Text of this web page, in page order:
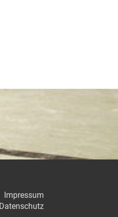
Impressum
Datenschutz